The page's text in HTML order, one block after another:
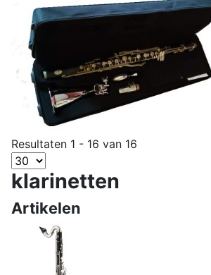
Resultaten 1 - 16 van 16
klarinetten
Artikelen